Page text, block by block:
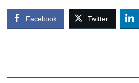
Facebook Twitter